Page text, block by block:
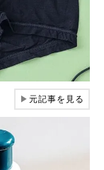
▶元記事を見る